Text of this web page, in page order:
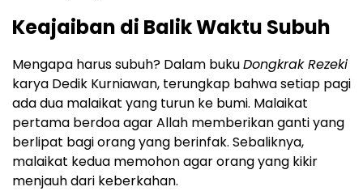
Keajaiban di Balik Waktu Subuh
Mengapa harus subuh? Dalam bukuDongkrak Rezeki
karya Dedik Kurniawan, terungkap bahwa setiap pagi
ada dua malaikat yang turun ke bumi. Malaikat
pertama berdoa agar Allah memberikan ganti yang
berlipat bagi orang yang berinfak. Sebaliknya,
malaikat kedua memohon agar orang yang kikir
menjauh dari keberkahan.